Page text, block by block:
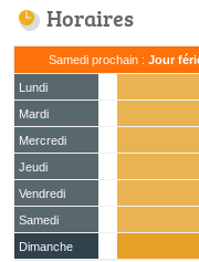
Horaires
Samedi prochain : Jour
Lundi
Mardi
Mercredi
Jeudi
Vendredi
Samedi
Dimanche